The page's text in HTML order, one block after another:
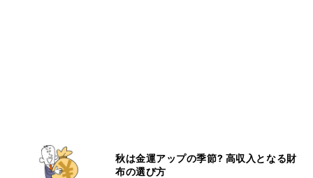
秋は金運アップの季節? 高収入となる財
布の選び方